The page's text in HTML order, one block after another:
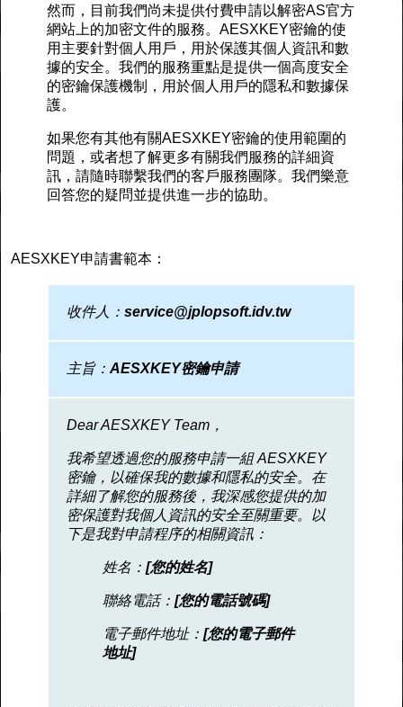
然而，目前我們尚未提供付費申請以解密AS官方
網站上的加密文件的服務。AESXKEY密鑰的使
用主要針對個人用戶，用於保護其個人資訊和數
據的安全。我們的服務重點是提供一個高度安全
的密鑰保護機制，用於個人用戶的隱私和數據保
護。
如果您有其他有關AESXKEY密鑰的使用範圍的
問題，或者想了解更多有關我們服務的詳細資
訊，請隨時聯繫我們的客戶服務團隊。我們樂意
回答您的疑問並提供進一步的協助。
AESXKEY申請書範本：
收件人： service@jplopsoft.idv.tw
主旨： AESXKEY密鑰申請
Dear AESXKEY Team，
我希望透過您的服務申請一組 AESXKEY
密鑰，以確保我的數據和隱私的安全。在
詳細了解您的服務後，我深感您提供的加
密保護對我個人資訊的安全至關重要。以
下是我對申請程序的相關資訊：
姓名： [您的姓名]
聯絡電話： [您的電話號碼]
電子郵件地址： [您的電子郵件
地址]